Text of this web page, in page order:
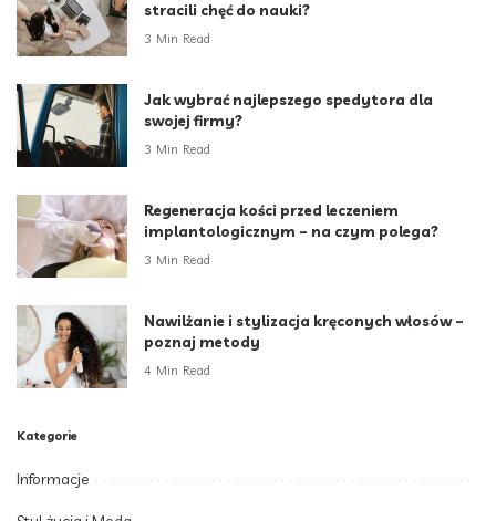
stracili chęć do nauki?
3 Min Read
Jak wybrać najlepszego spedytora dla
swojej firmy?
3 Min Read
Regeneracja kości przed leczeniem
implantologicznym – na czym polega?
3 Min Read
Nawilżanie i stylizacja kręconych włosów –
poznaj metody
4 Min Read
Kategorie
Informacje